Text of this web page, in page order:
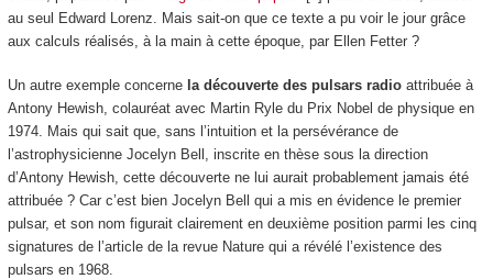
au seul Edward Lorenz. Mais sait-on que ce texte a pu voir le jour grâce
aux calculs réalisés, à la main à cette époque, par Ellen Fetter ?
Un autre exemple concerne la découverte des pulsars radioattribuée à
Antony Hewish, colauréat avec Martin Ryle du Prix Nobel de physique en
1974. Mais qui sait que, sans l’intuition et la persévérance de
l’astrophysicienne Jocelyn Bell, inscrite en thèse sous la direction
d’Antony Hewish, cette découverte ne lui aurait probablement jamais été
attribuée ? Car c’est bien Jocelyn Bell qui a mis en évidence le premier
pulsar, et son nom figurait clairement en deuxième position parmi les cinq
signatures de l’article de la revue Nature qui a révélé l’existence des
pulsars en 1968.